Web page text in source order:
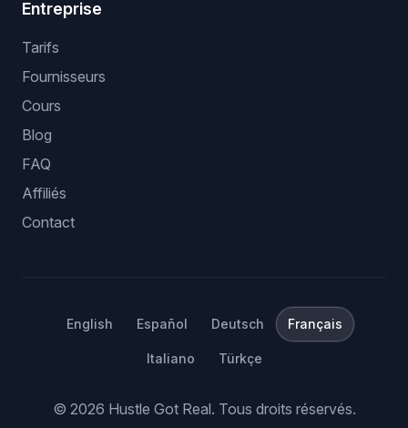
Entreprise
Tarifs
Fournisseurs
Cours
Blog
FAQ
Affiliés
Contact
English Español Deutsch Français
Italiano Türkçe
© 2026 Hustle Got Real. Tous droits réservés.